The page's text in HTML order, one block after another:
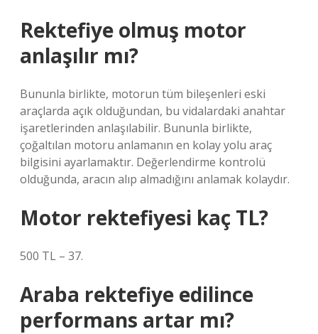
Rektefiye olmuş motor
anlaşılır mı?
Bununla birlikte, motorun tüm bileşenleri eski
araçlarda açık olduğundan, bu vidalardaki anahtar
işaretlerinden anlaşılabilir. Bununla birlikte,
çoğaltılan motoru anlamanın en kolay yolu araç
bilgisini ayarlamaktır. Değerlendirme kontrolü
olduğunda, aracın alıp almadığını anlamak kolaydır.
Motor rektefiyesi kaç TL?
500 TL – 37.
Araba rektefiye edilince
performans artar mı?